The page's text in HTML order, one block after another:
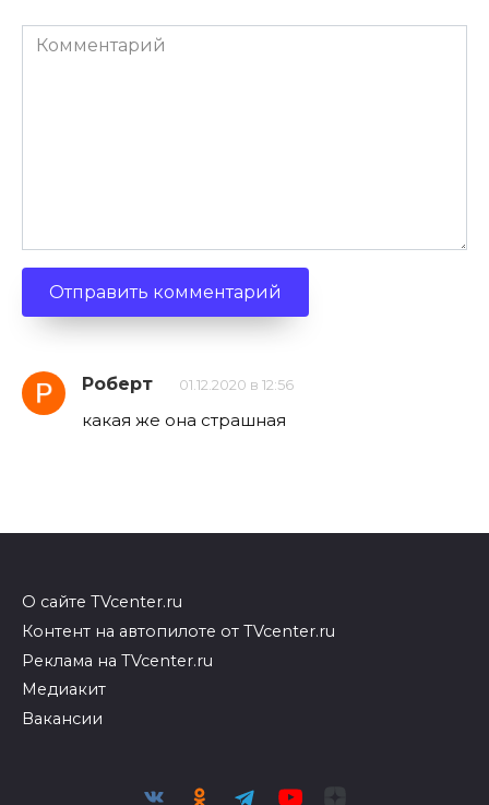
Комментарий
Роберт 01.12.2020 в 12:56
какая же она страшная
О сайте TVcenter.ru
Контент на автопилоте от TVcenter.ru
Реклама на TVcenter.ru
Медиакит
Вакансии